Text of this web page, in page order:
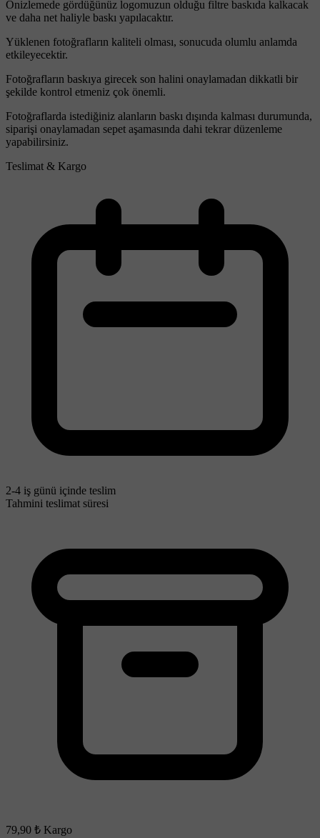
Önizlemede gördüğünüz logomuzun olduğu filtre baskıda kalkacak
ve daha net haliyle baskı yapılacaktır.
Yüklenen fotoğrafların kaliteli olması, sonucuda olumlu anlamda
etkileyecektir.
Fotoğrafların baskıya girecek son halini onaylamadan dikkatli bir
şekilde kontrol etmeniz çok önemli.
Fotoğraflarda istediğiniz alanların baskı dışında kalması durumunda,
siparişi onaylamadan sepet aşamasında dahi tekrar düzenleme
yapabilirsiniz.
Teslimat & Kargo
2-4 iş günü içinde teslim
Tahmini teslimat süresi
79,90 ₺ Kargo